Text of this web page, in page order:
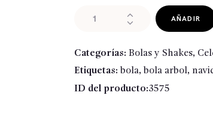
de
estrella
de
AÑADIR
Categorías: Bolas y Shakes,
Etiquetas: bola, bola arbol,
ID del producto:3575